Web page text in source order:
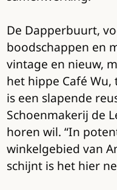
De Dapperbuurt,
boodschappen en
vintage en nieuw,
het hippe Café
is een slapende
Schoenmakerij de
horen wil. “In
winkelgebied van
schijnt is het hier